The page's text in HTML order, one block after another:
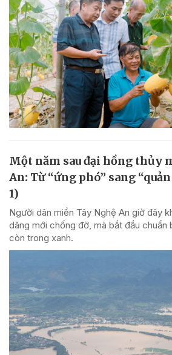
Một năm sau đại hồng thủy
An: Từ “ứng phó” sang
1)
Người dân miền Tây Nghệ An giờ đây
dâng mới chống đỡ, mà bắt đầu chuẩn
còn trong xanh.